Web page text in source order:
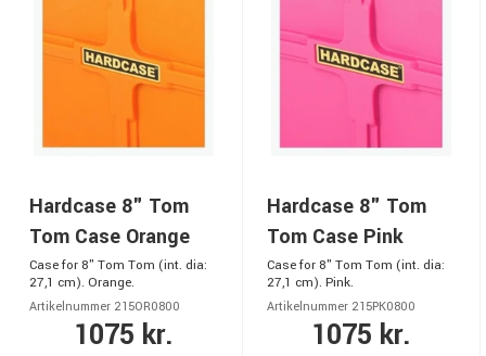
Hardcase 8" Tom
Tom Case Orange
Case for 8" Tom Tom (int. dia:
27,1 cm). Orange.
Artikelnummer 215OR0800
1075 kr.
Hardcase 8" Tom
Tom Case Pink
Case for 8" Tom Tom (int. dia:
27,1 cm). Pink.
Artikelnummer 215PK0800
1075 kr.